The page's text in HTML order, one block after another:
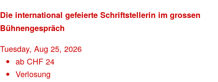
Die international gefeierte Schriftstellerin im grossen
Bühnengespräch
Tuesday, Aug 25, 2026
abCHF 24
Verlosung